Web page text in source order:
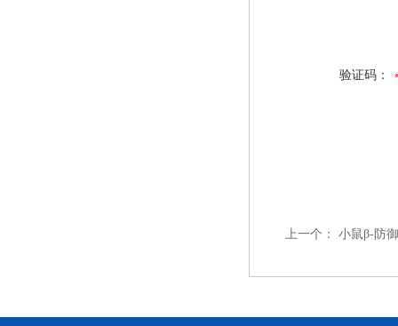
验证码：
上一个： 小鼠β-防